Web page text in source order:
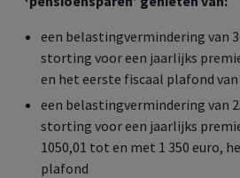
een belastingvermindering van
storting voor een jaarlijks
en het eerste fiscaal plafond van
een belastingvermindering van
storting voor een jaarlijks
1050,01 tot en met 1 350 euro,
plafond